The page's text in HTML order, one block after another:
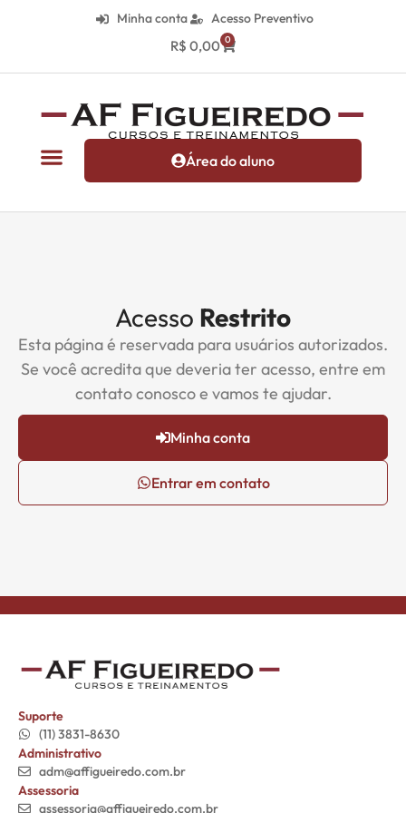
Minha conta Acesso Preventivo
R$ 0,00 0
Área do aluno
Acesso Restrito
Esta página é reservada para usuários autorizados.
Se você acredita que deveria ter acesso, entre em
contato conosco e vamos te ajudar.
Minha conta
Entrar em contato
Suporte
(11) 3831-8630
Administrativo
adm@affigueiredo.com.br
Assessoria
assessoria@affigueiredo.com.br